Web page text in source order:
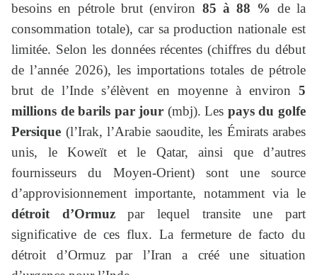
besoins en pétrole brut (environ 85 à 88 % de la
consommation totale), car sa production nationale est
limitée. Selon les données récentes (chiffres du début
de l’année 2026), les importations totales de pétrole
brut de l’Inde s’élèvent en moyenne à environ 5
millions de barils par jour (mbj). Les pays du golfe
Persique (l’Irak, l’Arabie saoudite, les Émirats arabes
unis, le Koweït et le Qatar, ainsi que d’autres
fournisseurs du Moyen-Orient) sont une source
d’approvisionnement importante, notamment via le
détroit d’Ormuzpar lequel transite une part
significative de ces flux. La fermeture de facto du
détroit d’Ormuz par l’Iran a créé une situation